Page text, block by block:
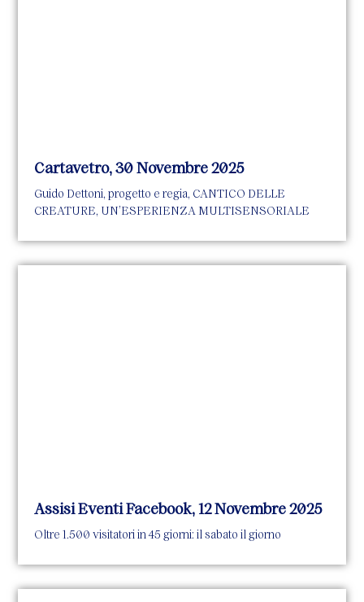
Cartavetro, 30 Novembre 2025
Guido Dettoni, progetto e regia, CANTICO DELLE
CREATURE, UN’ESPERIENZA MULTISENSORIALE
Assisi Eventi Facebook, 12 Novembre 2025
Oltre 1.500 visitatori in 45 giorni: il sabato il giorno